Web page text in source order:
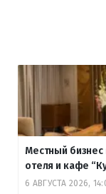
Местный
отеля и кафе
6 АВГУСТА 2026,